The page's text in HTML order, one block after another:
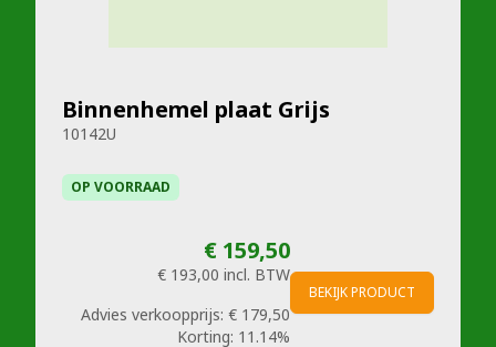
Binnenhemel plaat Grijs
10142U
OP VOORRAAD
€ 159,50
€ 193,00 incl. BTW
Advies verkoopprijs: € 179,50
Korting: 11.14%
BEKIJK PRODUCT